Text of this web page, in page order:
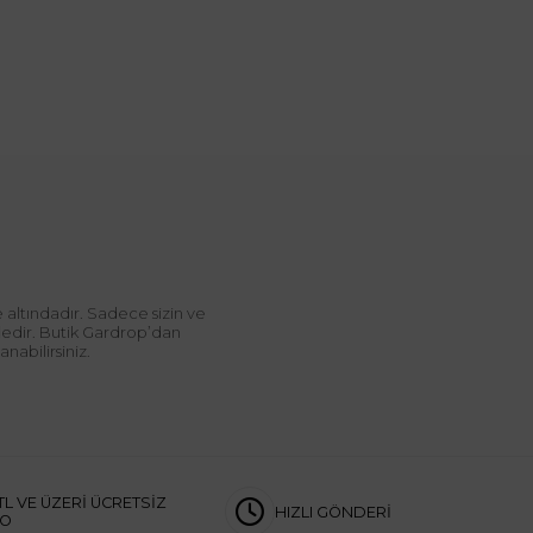
Sadece sizin ve
Butik Gardrop’dan
VE ÜZERİ ÜCRETSİZ
HIZLI GÖNDERİ